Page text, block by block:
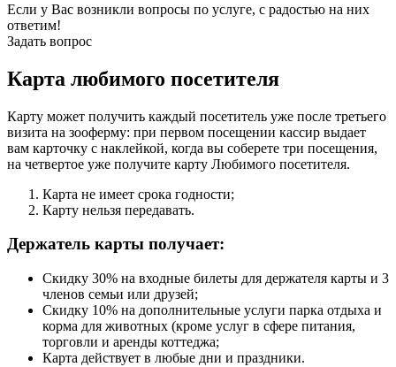
Если у Вас возникли вопросы по услуге, с радостью на них
ответим!
Задать вопрос
Карта любимого посетителя
Карту может получить каждый посетитель уже после третьего
визита на зооферму: при первом посещении кассир выдает
вам карточку с наклейкой, когда вы соберете три посещения,
на четвертое уже получите карту Любимого посетителя.
Карта не имеет срока годности;
Карту нельзя передавать.
Держатель карты получает:
Cкидку 30% на входные билеты для держателя карты и 3
членов семьи или друзей;
Cкидку 10% на дополнительные услуги парка отдыха и
корма для животных (кроме услуг в сфере питания,
торговли и аренды коттеджа;
Карта действует в любые дни и праздники.